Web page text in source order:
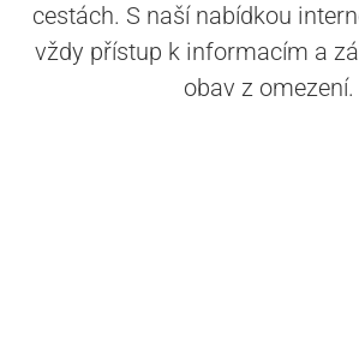
cestách. S naší nabídkou
vždy přístup k informacím a
obav z omezení.